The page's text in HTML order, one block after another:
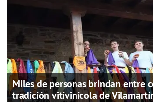
Miles de personas brindan entre
tradición vitivinícola de